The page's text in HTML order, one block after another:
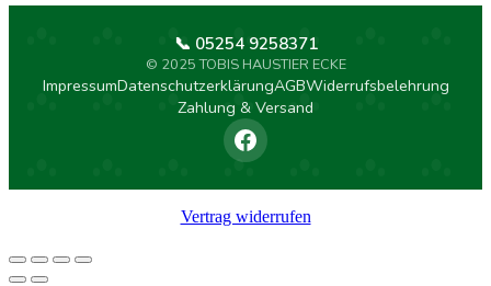
ImpressumDatenschutzerklärungAGBWiderrufsbelehrung
Zahlung & Versand
📞 05254 9258371
© 2025 TOBIS HAUSTIER ECKE
Vertrag widerrufen